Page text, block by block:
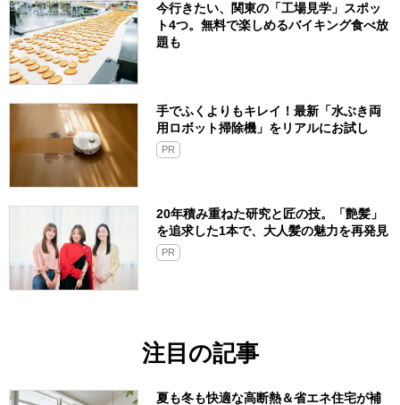
今行きたい、関東の「工場見学」スポッ
ト4つ。無料で楽しめるバイキング食べ放
題も
手でふくよりもキレイ！最新「水ぶき両
用ロボット掃除機」をリアルにお試し
PR
20年積み重ねた研究と匠の技。「艶髪」
を追求した1本で、大人髪の魅力を再発見
PR
注目の記事
夏も冬も快適な高断熱＆省エネ住宅が補